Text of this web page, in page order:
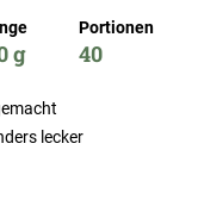
g
Portionen
40
lecker